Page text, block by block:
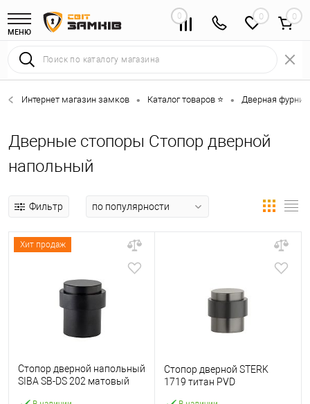
МЕНЮ
0 0
Интернет магазин замков • Каталог товаров ⭐ • Дверная
Дверные стопоры Стопор дверной
напольный
Фильтр
Хит продаж
Стопор дверной напольный
SIBA SB-DS 202 матовый
Стопор дверной STERK
1719 титан PVD